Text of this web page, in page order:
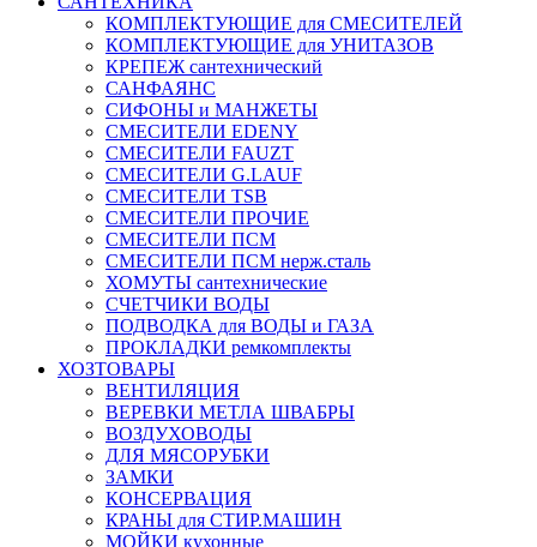
КОМПЛЕКТУЮЩИЕ для СМЕСИТЕЛЕЙ
КОМПЛЕКТУЮЩИЕ для УНИТАЗОВ
КРЕПЕЖ сантехнический
САНФАЯНС
СИФОНЫ и МАНЖЕТЫ
СМЕСИТЕЛИ EDENY
СМЕСИТЕЛИ FAUZT
СМЕСИТЕЛИ G.LAUF
СМЕСИТЕЛИ TSB
СМЕСИТЕЛИ ПРОЧИЕ
СМЕСИТЕЛИ ПСМ
СМЕСИТЕЛИ ПСМ нерж.сталь
ХОМУТЫ сантехнические
СЧЕТЧИКИ ВОДЫ
ПОДВОДКА для ВОДЫ и ГАЗА
ПРОКЛАДКИ ремкомплекты
ХОЗТОВАРЫ
ВЕНТИЛЯЦИЯ
ВЕРЕВКИ МЕТЛА ШВАБРЫ
ВОЗДУХОВОДЫ
ДЛЯ МЯСОРУБКИ
ЗАМКИ
КОНСЕРВАЦИЯ
КРАНЫ для СТИР.МАШИН
МОЙКИ кухонные